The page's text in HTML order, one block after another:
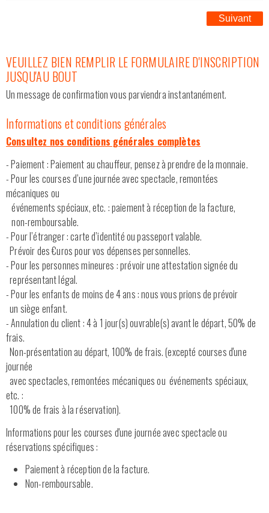
Suivant
VEUILLEZ BIEN REMPLIR LE FORMULAIRE D'INSCRIPTION
JUSQU'AU BOUT
Un message de confirmation vous parviendra instantanément.
Informations et conditions générales
Consultez nos conditions générales complètes
- Paiement : Paiement au chauffeur, pensez à prendre de la monnaie.
- Pour les courses d’une journée avec spectacle, remontées
mécaniques ou
événements spéciaux, etc. : paiement à réception de la facture,
non-remboursable.
- Pour l’étranger : carte d’identité ou passeport valable.
Prévoir des €uros pour vos dépenses personnelles.
- Pour les personnes mineures : prévoir une attestation signée du
représentant légal.
- Pour les enfants de moins de 4 ans : nous vous prions de prévoir
un siège enfant.
- Annulation du client : 4 à 1 jour(s) ouvrable(s) avant le départ, 50% de
frais.
Non-présentation au départ, 100% de frais. (excepté courses d'une
journée
avec spectacles, remontées mécaniques ou événements spéciaux,
etc. :
100% de frais à la réservation).
Informations pour les courses d'une journée avec spectacle ou
réservations spécifiques :
Paiement à réception de la facture.
Non-remboursable.